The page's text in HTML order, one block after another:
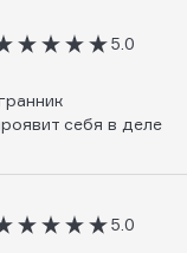
5.0
себя в деле
5.0